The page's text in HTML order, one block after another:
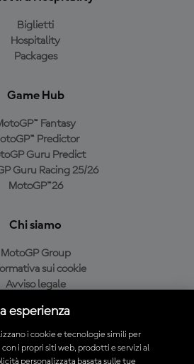
Biglietti
Hospitality
Packages
Game Hub
Fantasy
Predictor
Guru Predict
Guru Racing 25/26
MotoGP™26
Chi siamo
MotoGP Group
sui cookie
Avviso legale
di acquisto
esperienza
i cookie e tecnologie simili per
i propri siti web, prodotti e servizi al
personalizzata basata sulle tue